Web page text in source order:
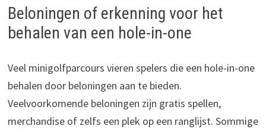
Beloningen of erkenning voor het
behalen van een hole-in-one
Veel minigolfparcours vieren spelers die een hole-in-one
behalen door beloningen aan te bieden.
Veelvoorkomende beloningen zijn gratis spellen,
merchandise of zelfs een plek op een ranglijst. Sommige